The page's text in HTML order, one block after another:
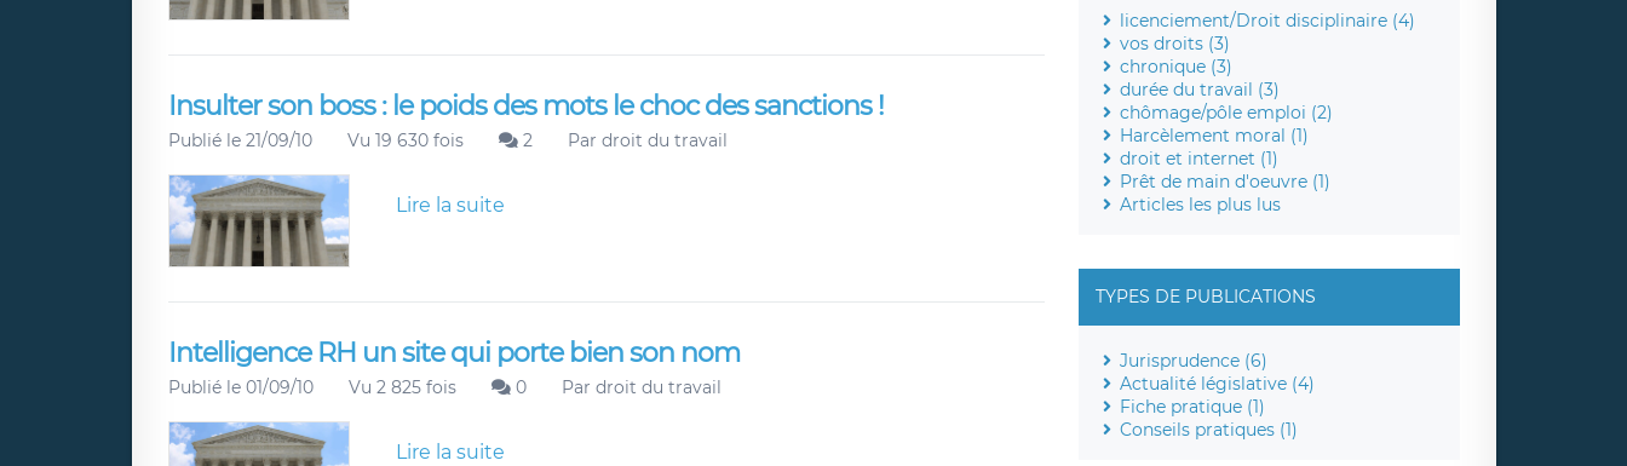
Insulter son boss : le poids des mots le choc des sanctions !
Publié le 21/09/10 Vu 19 630 fois 2 Par droit du travail
Lire la suite
Intelligence RH un site qui porte bien son nom
Publié le 01/09/10 Vu 2 825 fois 0 Par droit du travail
Lire la suite
licenciement/Droit disciplinaire (4)
vos droits (3)
chronique (3)
durée du travail (3)
chômage/pôle emploi (2)
Harcèlement moral (1)
droit et internet (1)
Prêt de main d'oeuvre (1)
Articles les plus lus
TYPES DE PUBLICATIONS
Jurisprudence (6)
Actualité législative (4)
Fiche pratique (1)
Conseils pratiques (1)